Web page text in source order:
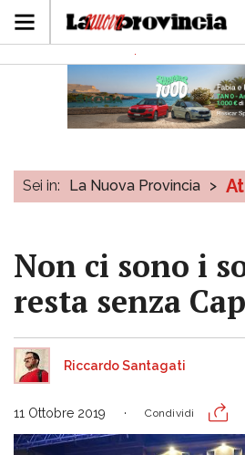
Sei in: La Nuova Provincia >
Non ci sono i
resta senza
Riccardo Santagati
11 Ottobre 2019 Condividi